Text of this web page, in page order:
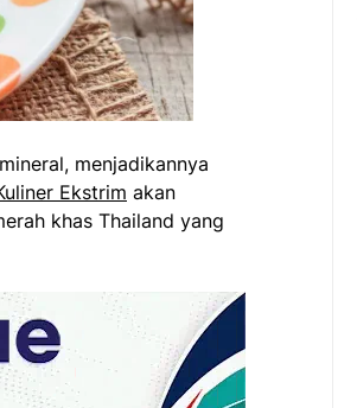
menjadikannya
Ekstrim akan
khas Thailand yang